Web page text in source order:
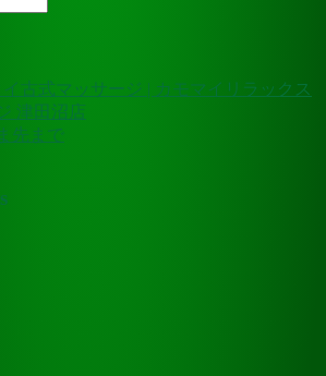
古式マッサージ | カモマイリラックス
津田沼店
先まで